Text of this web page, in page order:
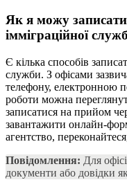
Як я можу
імміграційної
Є кілька способів
служби. З офісами
телефону, електронною
роботи можна
записатися на прийом
завантажити онлайн-
агентство,
Повідомлення: Для
документи або довідки